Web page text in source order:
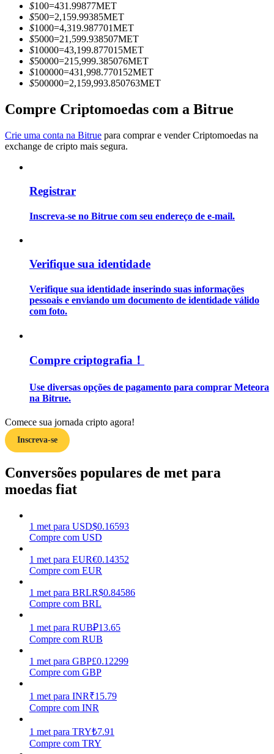
Informação
Análise de big data, incluindo informações comerciais, etc.
Aprenda como se manter lucrativo
Porquinho poderoso
$100=431.99877MET
$500=2,159.99385MET
$1000=4,319.987701MET
$5000=21,599.938507MET
$10000=43,199.877015MET
$50000=215,999.385076MET
$100000=431,998.770152MET
$500000=2,159,993.850763MET
Compre Criptomoedas com a Bitrue
Crie uma conta na Bitrue para comprar e vender Criptomoedas na
exchange de cripto mais segura.
Registrar
Inscreva-se no Bitrue com seu endereço de e-mail.
Verifique sua identidade
Verifique sua identidade inserindo suas informações
pessoais e enviando um documento de identidade válido
com foto.
Compre criptografia！
Use diversas opções de pagamento para comprar Meteora
na Bitrue.
Comece sua jornada cripto agora!
Inscreva-se
Conversões populares de met para
moedas fiat
1 met para USD$0.16593
Compre com USD
1 met para EUR€0.14352
Compre com EUR
1 met para BRLR$0.84586
Compre com BRL
1 met para RUB₽13.65
Compre com RUB
1 met para GBP£0.12299
Compre com GBP
1 met para INR₹15.79
Compre com INR
1 met para TRY₺7.91
Compre com TRY